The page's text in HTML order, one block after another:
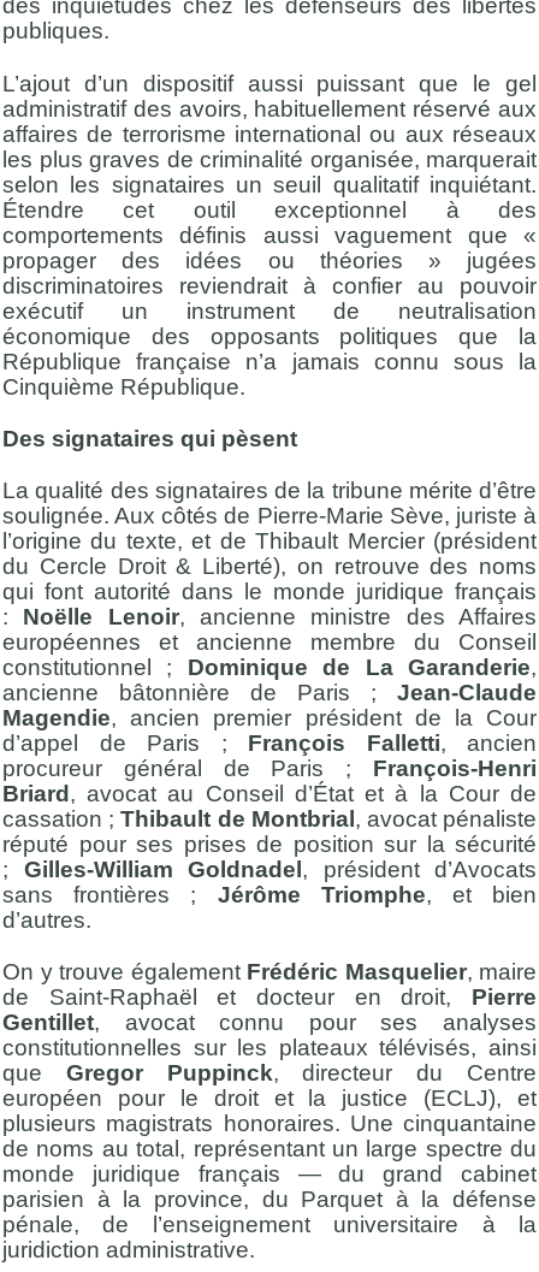
des inquiétudes chez les défenseurs des libertés
publiques.
L’ajout d’un dispositif aussi puissant que le gel
administratif des avoirs, habituellement réservé aux
affaires de terrorisme international ou aux réseaux
les plus graves de criminalité organisée, marquerait
selon les signataires un seuil qualitatif inquiétant.
Étendre cet outil exceptionnel à des
comportements définis aussi vaguement que «
propager des idées ou théories » jugées
discriminatoires reviendrait à confier au pouvoir
exécutif un instrument de neutralisation
économique des opposants politiques que la
République française n’a jamais connu sous la
Cinquième République.
Des signataires qui pèsent
La qualité des signataires de la tribune mérite d’être
soulignée. Aux côtés de Pierre-Marie Sève, juriste à
l’origine du texte, et de Thibault Mercier (président
du Cercle Droit & Liberté), on retrouve des noms
qui font autorité dans le monde juridique français
: Noëlle Lenoir, ancienne ministre des Affaires
européennes et ancienne membre du Conseil
constitutionnel ; Dominique de La Garanderie,
ancienne bâtonnière de Paris ; Jean-Claude
Magendie, ancien premier président de la Cour
d’appel de Paris ; François Falletti, ancien
procureur général de Paris ; François-Henri
Briard , avocat au Conseil d’État et à la Cour de
cassation ;Thibault de Montbrial , avocat pénaliste
réputé pour ses prises de position sur la sécurité
; Gilles-William Goldnadel , président d’Avocats
sans frontières ; Jérôme Triomphe, et bien
d’autres.
On y trouve également Frédéric Masquelier, maire
de Saint-Raphaël et docteur en droit, Pierre
Gentillet, avocat connu pour ses analyses
constitutionnelles sur les plateaux télévisés, ainsi
que Gregor Puppinck, directeur du Centre
européen pour le droit et la justice (ECLJ), et
plusieurs magistrats honoraires. Une cinquantaine
de noms au total, représentant un large spectre du
monde juridique français — du grand cabinet
parisien à la province, du Parquet à la défense
pénale, de l’enseignement universitaire à la
juridiction administrative.